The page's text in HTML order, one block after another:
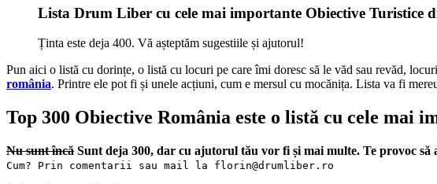
Lista Drum Liber cu cele mai importante Obiective Turistice
Ținta este deja 400. Vă așteptăm sugestiile și ajutorul!
Pun aici o listă cu dorințe, o listă cu locuri pe care îmi doresc să le văd sau revăd,
românia. Printre ele pot fi și unele acțiuni, cum e mersul cu mocănița. Lista va fi
Top 300 Obiective România este o listă cu cele mai
Nu sunt încă Sunt deja 300, dar cu ajutorul tău vor fi și mai multe. Te provoc să
Cum? Prin comentarii sau mail la florin@drumliber.ro